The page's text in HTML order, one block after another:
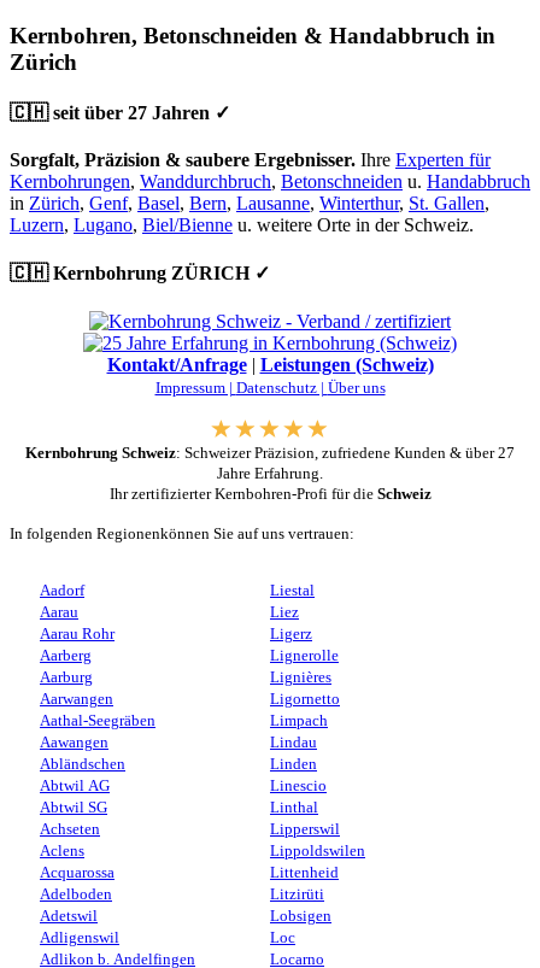
Kernbohren, Betonschneiden & Handabbruch in
Zürich
🇨🇭 seit über 27 Jahren ✓
Sorgfalt, Präzision & saubere Ergebnisser. Ihre Experten für
Kernbohrungen, Wanddurchbruch, Betonschneiden u. Handabbruch
in Zürich, Genf, Basel, Bern, Lausanne, Winterthur, St. Gallen,
Luzern, Lugano, Biel/Bienne u. weitere Orte in der Schweiz.
🇨🇭 Kernbohrung ZÜRICH ✓
Kontakt/Anfrage| Leistungen (Schweiz)
Impressum | Datenschutz | Über uns
Kernbohrung Schweiz: Schweizer Präzision, zufriedene Kunden & über 27
Jahre Erfahrung.
Ihr zertifizierter Kernbohren-Profi für die Schweiz
In folgenden Regionenkönnen Sie auf uns vertrauen:
Aadorf
Aarau
Aarau Rohr
Aarberg
Aarburg
Aarwangen
Aathal-Seegräben
Aawangen
Abländschen
Abtwil AG
Abtwil SG
Achseten
Aclens
Acquarossa
Adelboden
Adetswil
Adligenswil
Adlikon b. Andelfingen
Liestal
Liez
Ligerz
Lignerolle
Lignières
Ligornetto
Limpach
Lindau
Linden
Linescio
Linthal
Lipperswil
Lippoldswilen
Littenheid
Litzirüti
Lobsigen
Loc
Locarno